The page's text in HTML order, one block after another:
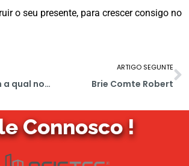
o seu presente, para crescer consigo no
Uma frase com a qual nos identificamos muito.
ARTIGO SEGUNTE
Brie Comte Robert
Connosco !